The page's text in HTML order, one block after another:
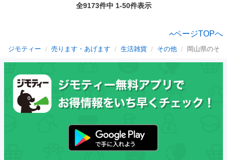
全9173件中 1-50件表示
ページTOPへ
ジモティー 売ります・あげます 生活雑貨 その他 岡山県のそ